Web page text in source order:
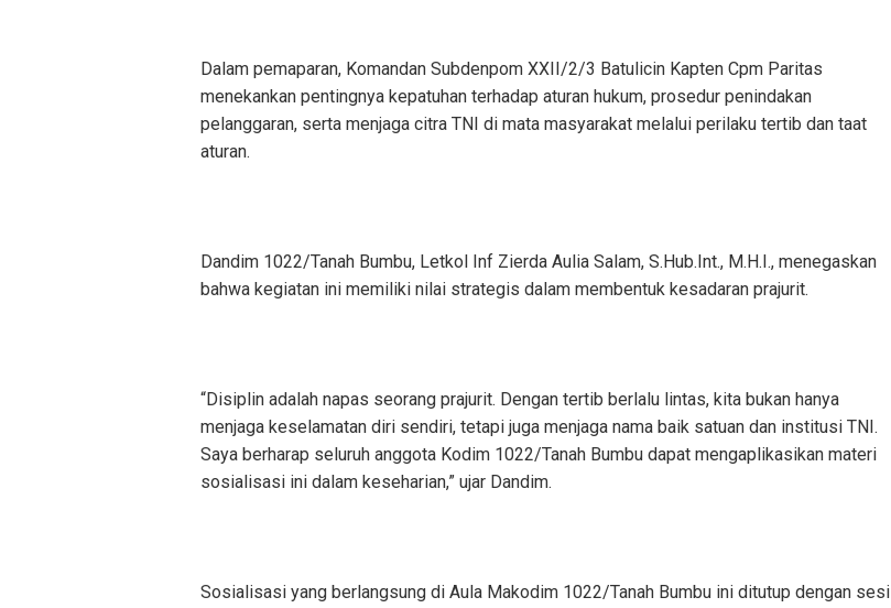
Dalam pemaparan, Komandan Subdenpom XXII/2/3 Batulicin Kapten Cpm Paritas
menekankan pentingnya kepatuhan terhadap aturan hukum, prosedur penindakan
pelanggaran, serta menjaga citra TNI di mata masyarakat melalui perilaku tertib dan taat
aturan.
Dandim 1022/Tanah Bumbu, Letkol Inf Zierda Aulia Salam, S.Hub.Int., M.H.I., menegaskan
bahwa kegiatan ini memiliki nilai strategis dalam membentuk kesadaran prajurit.
“Disiplin adalah napas seorang prajurit. Dengan tertib berlalu lintas, kita bukan hanya
menjaga keselamatan diri sendiri, tetapi juga menjaga nama baik satuan dan institusi TNI.
Saya berharap seluruh anggota Kodim 1022/Tanah Bumbu dapat mengaplikasikan materi
sosialisasi ini dalam keseharian,” ujar Dandim.
Sosialisasi yang berlangsung di Aula Makodim 1022/Tanah Bumbu ini ditutup dengan sesi